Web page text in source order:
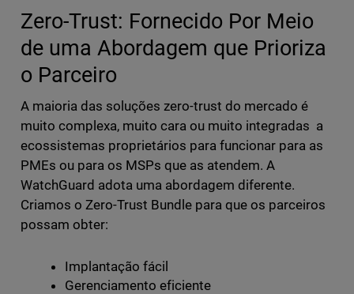
Zero-Trust: Fornecido Por Meio
de uma Abordagem que Prioriza
o Parceiro
A maioria das soluções zero-trust do mercado é
muito complexa, muito cara ou muito integradas a
ecossistemas proprietários para funcionar para as
PMEs ou para os MSPs que as atendem. A
WatchGuard adota uma abordagem diferente.
Criamos o Zero-Trust Bundle para que os parceiros
possam obter:
Implantação fácil
Gerenciamento eficiente